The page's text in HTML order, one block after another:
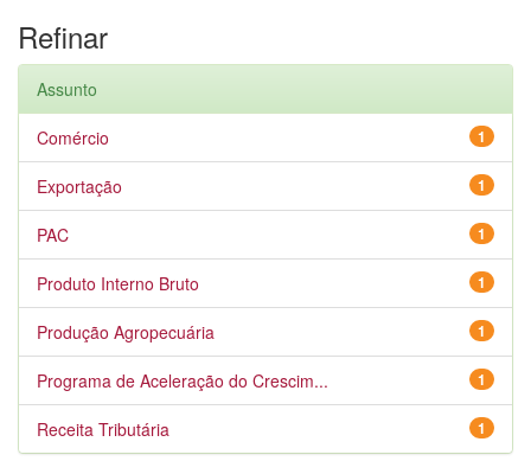
Refinar
Assunto
1
Comércio
1
Exportação
1
PAC
1
Produto Interno Bruto
1
Produção Agropecuária
1
Programa de Aceleração do Crescim...
1
Receita Tributária